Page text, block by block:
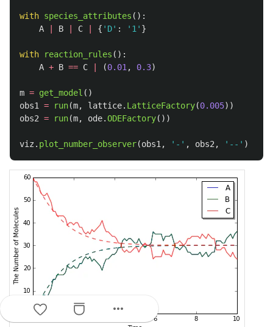
with species_attributes ():
A
B C { ' D' : ' 1 ' }
with reaction_rules ():
A + B == C (0.01 , 0.3)
m = get_model ()
obs1
= run(m, lattice. LatticeFactory(0.005))
obs2 = run(m, ode.ODEFactory())
viz . plot_number_observer(obs1 , ' - ' , obs2 , ' -- ' )
more_horiz